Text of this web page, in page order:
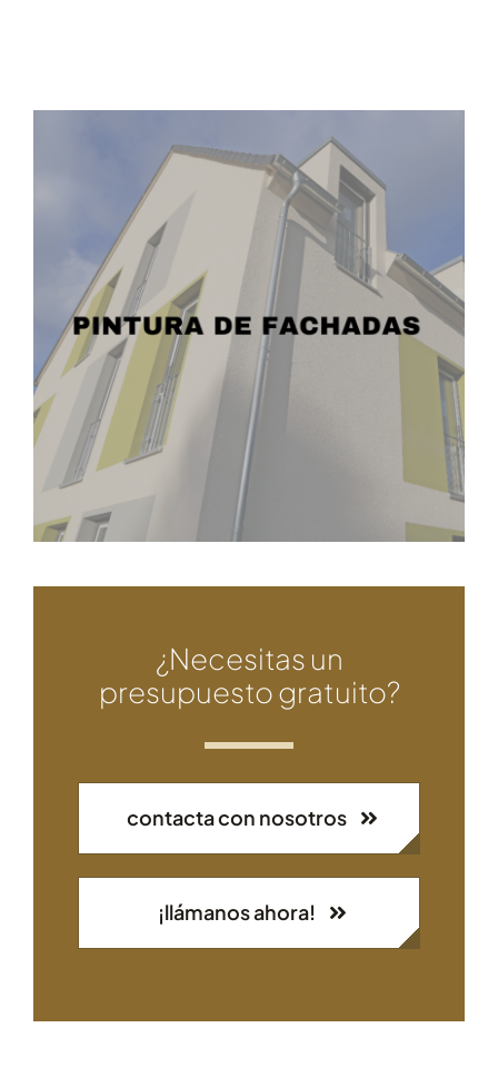
¿Necesitas un
presupuesto gratuito?
contacta con nosotros
¡llámanos ahora!